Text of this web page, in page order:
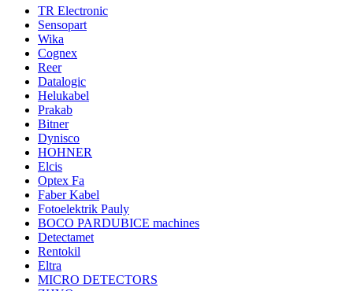
TR Electronic
Sensopart
Wika
Cognex
Reer
Datalogic
Helukabel
Prakab
Bitner
Dynisco
HOHNER
Elcis
Optex Fa
Faber Kabel
Fotoelektrik Pauly
BOCO PARDUBICE machines
Detectamet
Rentokil
Eltra
MICRO DETECTORS